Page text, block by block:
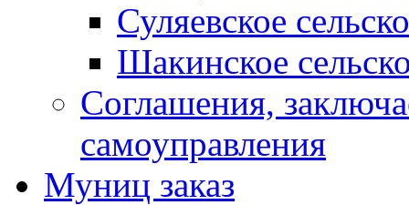
Суляевское
Шакинское
Соглашения,
самоуправления
Муниц заказ